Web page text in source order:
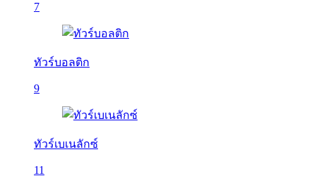
7
ทัวร์บอลติก
9
ทัวร์เบเนลักซ์
11